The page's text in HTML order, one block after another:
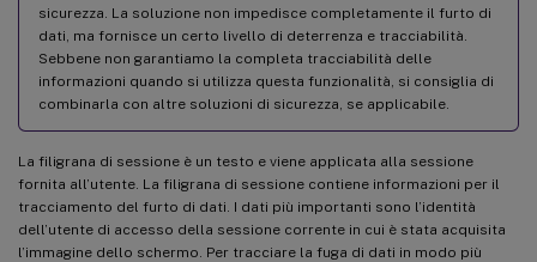
sicurezza. La soluzione non impedisce completamente il furto di
dati, ma fornisce un certo livello di deterrenza e tracciabilità.
Sebbene non garantiamo la completa tracciabilità delle
informazioni quando si utilizza questa funzionalità, si consiglia di
combinarla con altre soluzioni di sicurezza, se applicabile.
La filigrana di sessione è un testo e viene applicata alla sessione
fornita all’utente. La filigrana di sessione contiene informazioni per il
tracciamento del furto di dati. I dati più importanti sono l’identità
dell’utente di accesso della sessione corrente in cui è stata acquisita
l’immagine dello schermo. Per tracciare la fuga di dati in modo più